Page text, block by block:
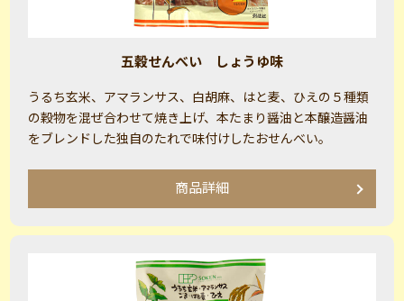
五穀せんべい しょうゆ味
うるち玄米、アマランサス、白胡麻、はと麦、ひえの５種類
の穀物を混ぜ合わせて焼き上げ、本たまり醤油と本醸造醤油
をブレンドした独自のたれで味付けしたおせんべい。
商品詳細